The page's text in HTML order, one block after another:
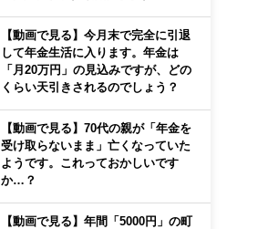
【動画で見る】今月末で完全に引退
して年金生活に入ります。年金は
「月20万円」の見込みですが、どの
くらい天引きされるのでしょう？
【動画で見る】70代の親が「年金を
受け取らないまま」亡くなっていた
ようです。これっておかしいです
か…？
【動画で見る】年間「5000円」の町